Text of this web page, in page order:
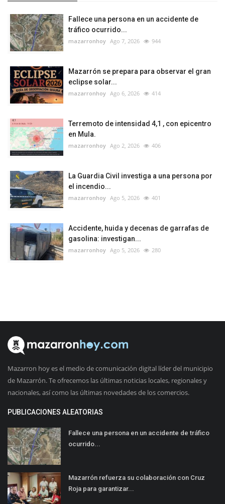
Fallece una persona en un accidente de
tráfico ocurrido...
mazarronhoy Ago 7, 2026 944
Mazarrón se prepara para observar el gran
eclipse solar...
mazarronhoy Ago 6, 2026 414
Terremoto de intensidad 4,1 , con epicentro
en Mula.
mazarronhoy Ago 2, 2026 406
La Guardia Civil investiga a una persona por
el incendio...
mazarronhoy Ago 5, 2026 401
Accidente, huida y decenas de garrafas de
gasolina: investigan...
mazarronhoy Ago 5, 2026 280
Mazarron hoy es el medio de comunicación digital líder del municipio
de Mazarrón. Te ofrecemos las últimas noticias locales, regionales y
nacionales, así como las últimas novedades de los comercios.
PUBLICACIONES ALEATORIAS
Fallece una persona en un accidente de tráfico
ocurrido...
Mazarrón refuerza su colaboración con Cruz
Roja para garantizar...